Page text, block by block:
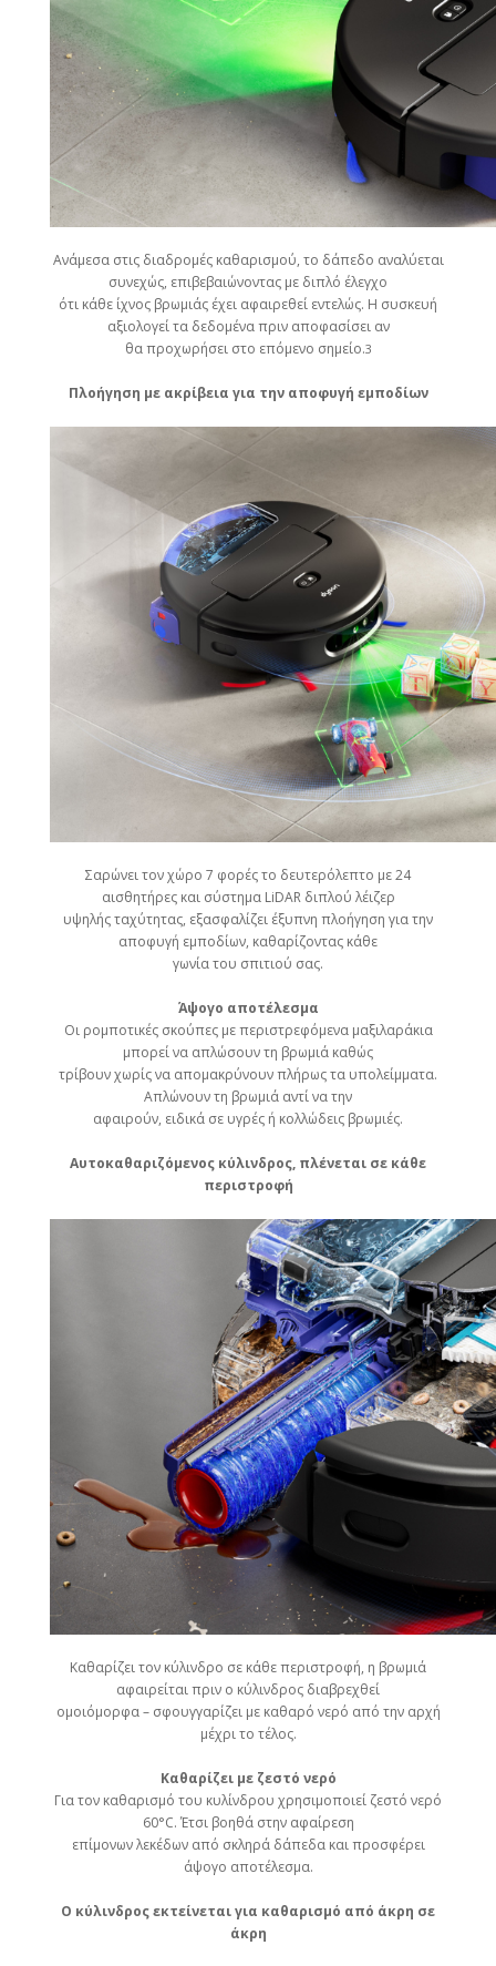
Ανάμεσα στις διαδρομές καθαρισμού, το δάπεδο αναλύεται
συνεχώς, επιβεβαιώνοντας με διπλό έλεγχο
ότι κάθε ίχνος βρωμιάς έχει αφαιρεθεί εντελώς. Η συσκευή
αξιολογεί τα δεδομένα πριν αποφασίσει αν
θα προχωρήσει στο επόμενο σημείο.3
Πλοήγηση με ακρίβεια για την αποφυγή εμποδίων
Σαρώνει τον χώρο 7 φορές το δευτερόλεπτο με 24
αισθητήρες και σύστημα LiDAR διπλού λέιζερ
υψηλής ταχύτητας, εξασφαλίζει έξυπνη πλοήγηση για την
αποφυγή εμποδίων, καθαρίζοντας κάθε
γωνία του σπιτιού σας.
Άψογο αποτέλεσμα
Οι ρομποτικές σκούπες με περιστρεφόμενα μαξιλαράκια
μπορεί να απλώσουν τη βρωμιά καθώς
τρίβουν χωρίς να απομακρύνουν πλήρως τα υπολείμματα.
Απλώνουν τη βρωμιά αντί να την
αφαιρούν, ειδικά σε υγρές ή κολλώδεις βρωμιές.
Αυτοκαθαριζόμενος κύλινδρος, πλένεται σε κάθε
περιστροφή
Καθαρίζει τον κύλινδρο σε κάθε περιστροφή, η βρωμιά
αφαιρείται πριν ο κύλινδρος διαβρεχθεί
ομοιόμορφα – σφουγγαρίζει με καθαρό νερό από την αρχή
μέχρι το τέλος.
Καθαρίζει με ζεστό νερό
Για τον καθαρισμό του κυλίνδρου χρησιμοποιεί ζεστό νερό
60°C. Έτσι βοηθά στην αφαίρεση
επίμονων λεκέδων από σκληρά δάπεδα και προσφέρει
άψογο αποτέλεσμα.
Ο κύλινδρος εκτείνεται για καθαρισμό από άκρη σε
άκρη